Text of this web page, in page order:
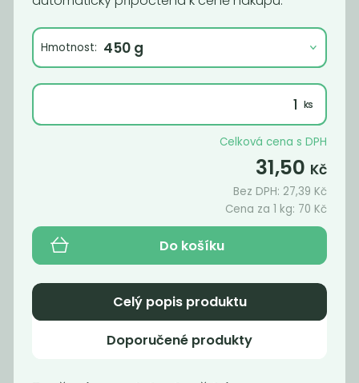
semínko
loupané
250Kč/ Kg 219Kč/ Kg
Sezam černý
neloupaný BIO
/ Kg
Chia semínka
240Kč
Hmotnost:
Celková cena s DPH
31,50 Kč
Bez DPH: 27,39 Kč
Cena za 1 kg: 70 Kč
Do košíku
Celý popis produktu
Doporučené produkty